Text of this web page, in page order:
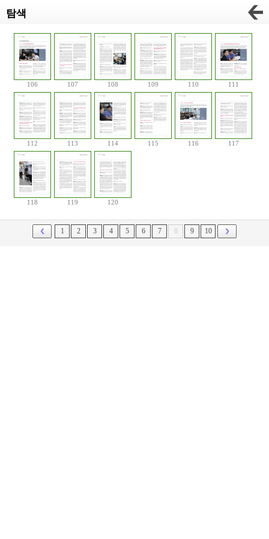
탐색
106 107 108 109 110 111
112 113 114 115 116 117
118 119 120
1 2 3 4 5 6 7 8 9 10